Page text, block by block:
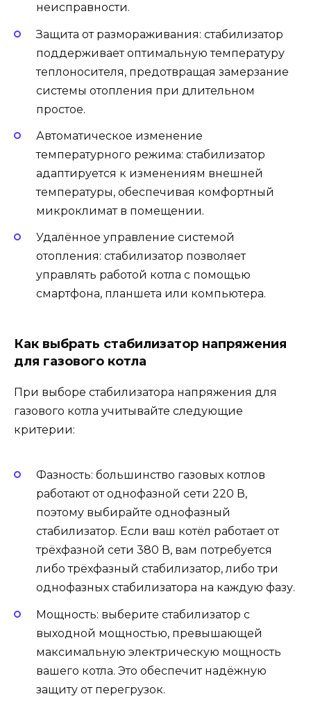
неисправности.
Защита от размораживания: стабилизатор
поддерживает оптимальную температуру
теплоносителя, предотвращая замерзание
системы отопления при длительном
простое.
Автоматическое изменение
температурного режима: стабилизатор
адаптируется к изменениям внешней
температуры, обеспечивая комфортный
микроклимат в помещении.
Удалённое управление системой
отопления: стабилизатор позволяет
управлять работой котла с помощью
смартфона, планшета или компьютера.
Как выбрать стабилизатор напряжения
для газового котла
При выборе стабилизатора напряжения для
газового котла учитывайте следующие
критерии:
Фазность: большинство газовых котлов
работают от однофазной сети 220 В,
поэтому выбирайте однофазный
стабилизатор. Если ваш котёл работает от
трёхфазной сети 380 В, вам потребуется
либо трёхфазный стабилизатор, либо три
однофазных стабилизатора на каждую фазу.
Мощность: выберите стабилизатор с
выходной мощностью, превышающей
максимальную электрическую мощность
вашего котла. Это обеспечит надёжную
защиту от перегрузок.